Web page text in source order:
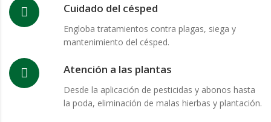
Cuidado del césped
Engloba tratamientos contra plagas, siega y
mantenimiento del césped.
Atención a las plantas
Desde la aplicación de pesticidas y abonos hasta
la poda, eliminación de malas hierbas y plantación.